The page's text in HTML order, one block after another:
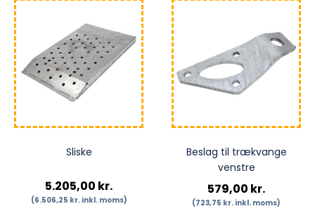
Sliske
5.205,00 kr.
(6.506,25 kr.inkl. moms)
Beslag til trækvange
venstre
579,00 kr.
(723,75 kr. inkl. moms)